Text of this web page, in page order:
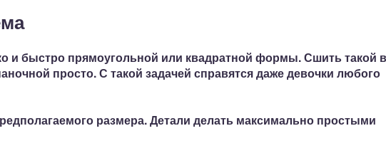
и быстро прямоугольной или квадратной формы. Сшить такой
просто. С такой задачей справятся даже девочки любого
размера. Детали делать максимально простыми